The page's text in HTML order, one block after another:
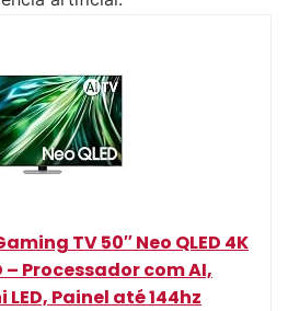
TV 50″ Neo QLED 4K
– Processador com AI,
Painel até 144hz